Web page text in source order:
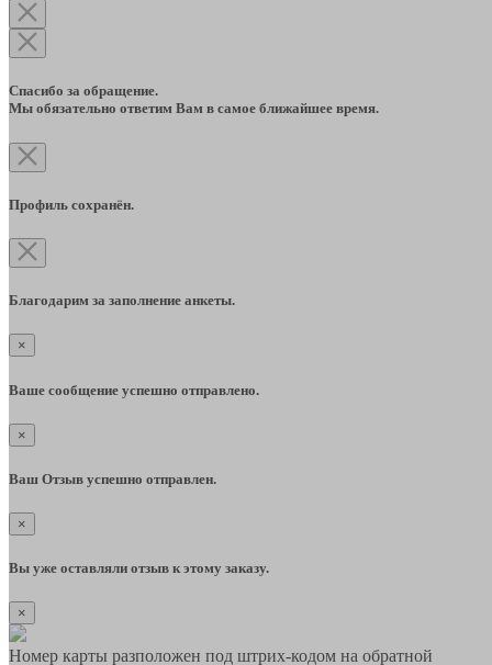
Спасибо за обращение.
Мы обязательно ответим Вам в самое ближайшее время.
Профиль сохранён.
Благодарим за заполнение анкеты.
×
Ваше сообщение успешно отправлено.
×
Ваш Отзыв успешно отправлен.
×
Вы уже оставляли отзыв к этому заказу.
×
Номер карты разположен под штрих-кодом на обратной